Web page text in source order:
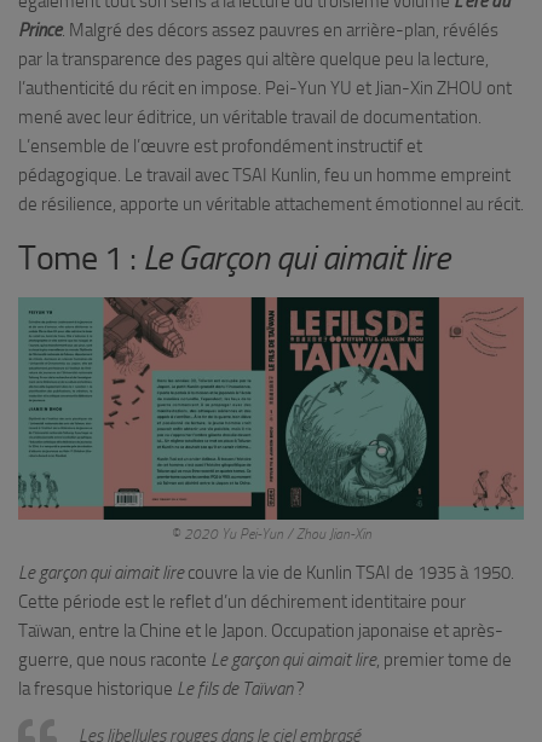
Prince. Malgré des décors assez pauvres en arrière-plan, révélés
par la transparence des pages qui altère quelque peu la lecture,
l’authenticité du récit en impose. Pei-Yun YU et Jian-Xin ZHOU ont
mené avec leur éditrice, un véritable travail de documentation.
L’ensemble de l’œuvre est profondément instructif et
pédagogique. Le travail avec TSAI Kunlin, feu un homme empreint
de résilience, apporte un véritable attachement émotionnel au récit.
Tome 1 : Le Garçon qui aimait lire
© 2020 Yu Pei-Yun / Zhou Jian-Xin
Le garçon qui aimait lirecouvre la vie de Kunlin TSAI de 1935 à 1950.
Cette période est le reflet d’un déchirement identitaire pour
Taïwan, entre la Chine et le Japon. Occupation japonaise et après-
guerre, que nous raconte Le garçon qui aimait lire, premier tome de
la fresque historique Le fils de Taïwan?
Les libellules rouges dans le ciel embrasé